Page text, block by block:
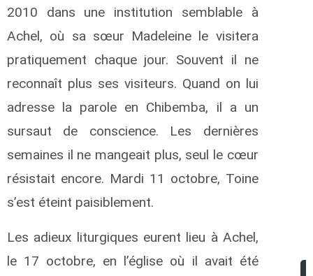
2010 dans une institution semblable à
Achel, où sa sœur Madeleine le visitera
pratiquement chaque jour. Souvent il ne
reconnaît plus ses visiteurs. Quand on lui
adresse la parole en Chibemba, il a un
sursaut de conscience. Les dernières
semaines il ne mangeait plus, seul le cœur
résistait encore. Mardi 11 octobre, Toine
s’est éteint paisiblement.
Les adieux liturgiques eurent lieu à Achel,
le 17 octobre, en l’église où il avait été